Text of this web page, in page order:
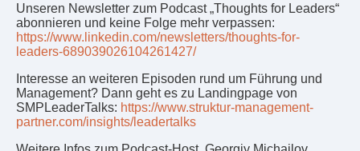
Unseren Newsletter zum Podcast „Thoughts for Leaders“
abonnieren und keine Folge mehr verpassen:
https://www.linkedin.com/newsletters/thoughts-for-
leaders-689039026104261427/
Interesse an weiteren Episoden rund um Führung und
Management? Dann geht es zu Landingpage von
SMPLeaderTalks: https://www.struktur-management-
partner.com/insights/leadertalks